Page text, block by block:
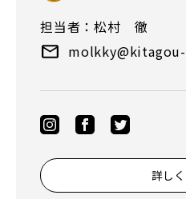
担当者：松村 徹
詳し